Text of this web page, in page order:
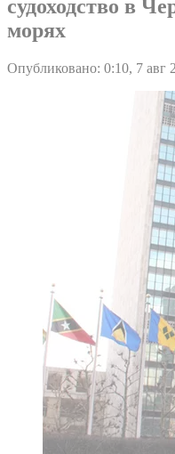
судоходство в
морях
Опубликовано: 0:10, 7 авг